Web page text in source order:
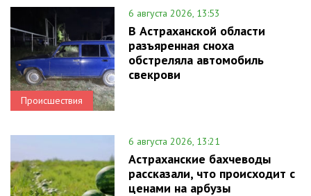
Происшествия
6 августа 2026, 13:53
В Астраханской области
разъяренная сноха
обстреляла автомобиль
свекрови
6 августа 2026, 13:21
Астраханские бахчеводы
рассказали, что происходит с
ценами на арбузы